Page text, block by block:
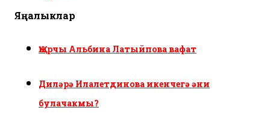
Яңалыклар
Җырчы Альбина Латыйпова вафат
Диләрә Илалетдинова икенчегә әни
булачакмы?